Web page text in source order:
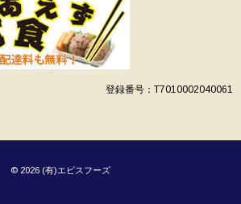
登録番号：T7010002040061
© 2026 (有)エビスフーズ